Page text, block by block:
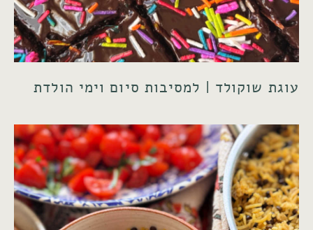
עוגת שוקולד | למסיבות סיום וימי הולדת